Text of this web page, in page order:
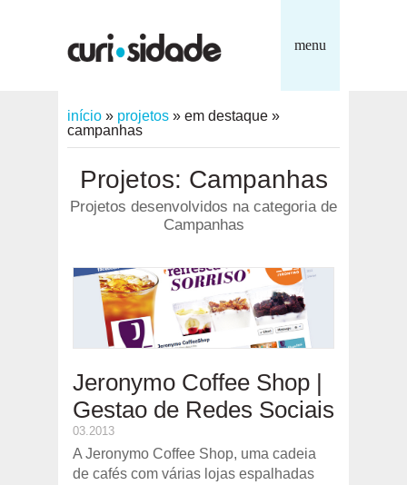
menu
início » projetos » em destaque »
campanhas
Projetos: Campanhas
Projetos desenvolvidos na categoria de
Campanhas
Jeronymo Coffee Shop |
Gestao de Redes Sociais
03.2013
A Jeronymo Coffee Shop, uma cadeia
de cafés com várias lojas espalhadas